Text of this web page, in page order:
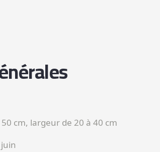
cm, largeur de 20 à 40 cm